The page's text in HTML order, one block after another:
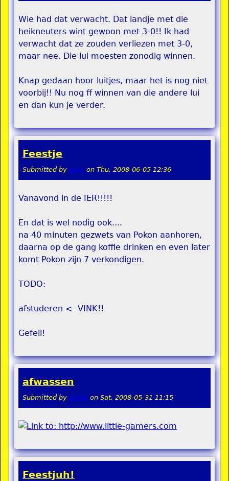
Wie had dat verwacht. Dat landje met die
heikneuters wint gewoon met 3-0!! Ik had
verwacht dat ze zouden verliezen met 3-0,
maar nee. Die lui moesten zonodig winnen.
Knap gedaan hoor luitjes, maar het is nog niet
voorbij!! Nu nog ff winnen van die andere lui
en dan kun je verder.
Feestje
Submitted by remi on Thu, 2008-06-05 12:36
Vanavond in de IER!!!!!
En dat is wel nodig ook....
na 40 minuten gezwets van Pokon aanhoren,
daarna op de gang koffie drinken en even later
komt Pokon zijn 7 verkondigen.
TODO:
afstuderen <- VINK!!
Gefeli!
afwassen
Submitted by teddy on Sat, 2008-05-31 11:15
Feestjuh!